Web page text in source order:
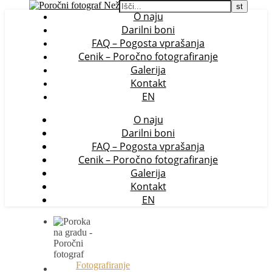
O naju
Darilni boni
FAQ – Pogosta vprašanja
Cenik – Poročno fotografiranje
Galerija
Kontakt
EN
O naju
Darilni boni
FAQ – Pogosta vprašanja
Cenik – Poročno fotografiranje
Galerija
Kontakt
EN
Fotografiranje